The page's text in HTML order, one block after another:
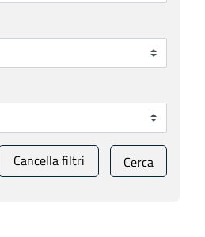
Cancella filtri Cerca